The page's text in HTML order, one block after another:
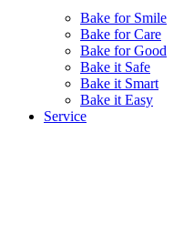
Bake for Smile
Bake for Care
Bake for Good
Bake it Safe
Bake it Smart
Bake it Easy
Service